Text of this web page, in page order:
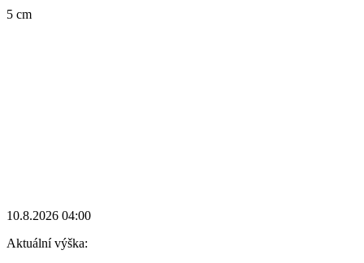
5 cm
10.8.2026 04:00
Aktuální výška: